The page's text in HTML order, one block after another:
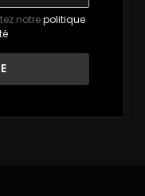
notrepolitique
.